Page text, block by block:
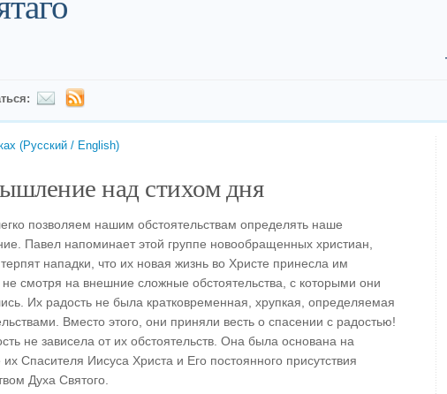
(Русский / English)
над стихом дня
позволяем нашим обстоятельствам определять наше
Павел напоминает этой группе новообращенных христиан,
нападки, что их новая жизнь во Христе принесла им
не смотря на внешние сложные обстоятельства, с которыми они
Их радость не была кратковременная, хрупкая, определяемая
Вместо этого, они приняли весть о спасении с радостью!
не зависела от их обстоятельств. Она была основана на
Спасителя Иисуса Христа и Его постоянного присутствия
Духа Святого.